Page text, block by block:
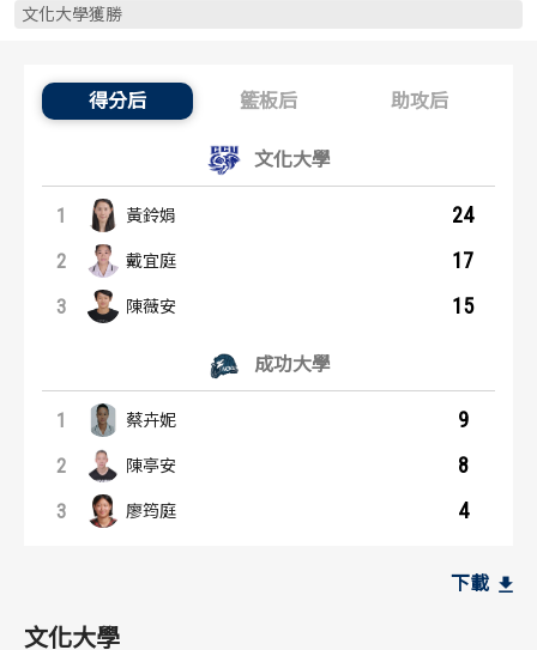
歷屆個人獎得主
歷史數據排行
歷屆個人獎得主
歷史數據排行
文化大學獲勝
得分后 籃板后 助攻后
得分后：內容起點
文化大學
1 黃鈴娟 24
2 戴宜庭 17
3 陳薇安 15
成功大學
1 蔡卉妮 9
2 陳亭安 8
3 廖筠庭 4
1
1
下載
文化大學